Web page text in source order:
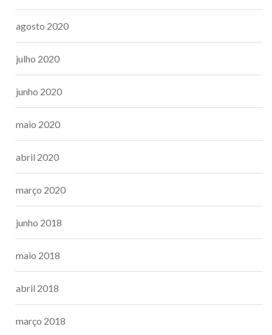
agosto 2020
julho 2020
junho 2020
maio 2020
abril 2020
março 2020
junho 2018
maio 2018
abril 2018
março 2018